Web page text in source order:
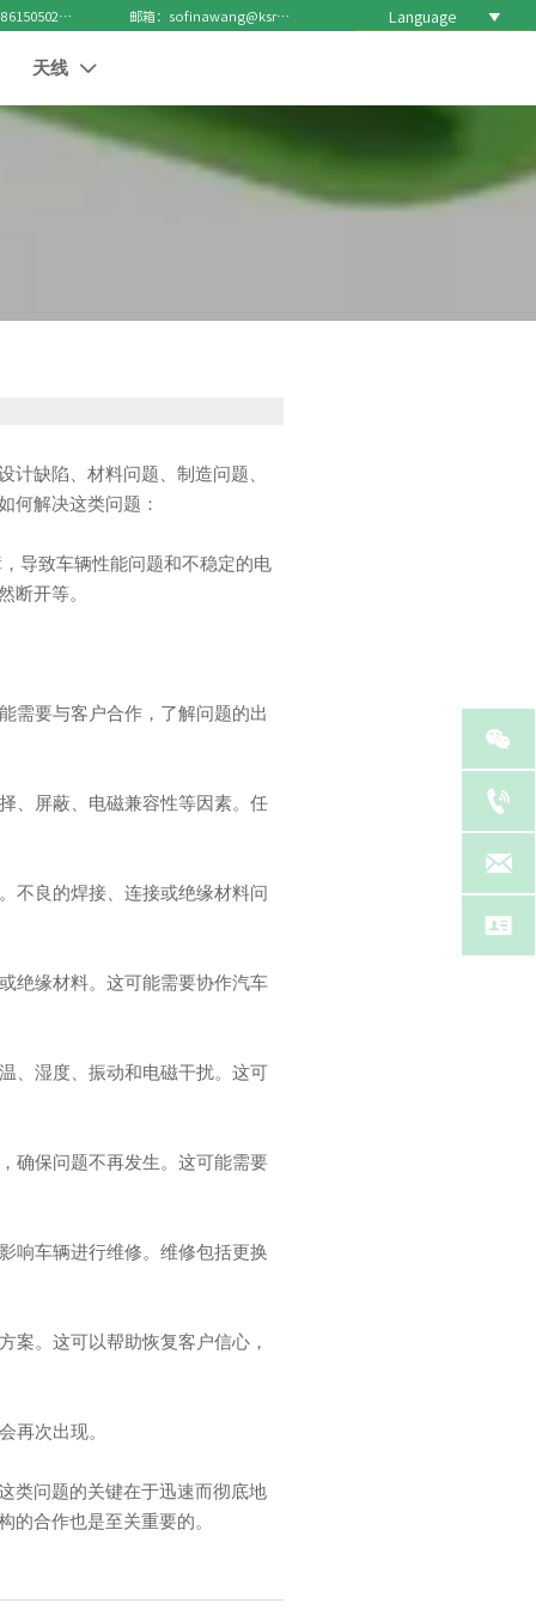
电话 : +8615050271688 邮箱：sofinawang@ksrcd.com Language 
天线 
缺陷、材料问题、制造问题、
何解决这类问题：
导致车辆性能问题和不稳定的电
断开等。
需要与客户合作，了解问题的出
、屏蔽、电磁兼容性等因素。任
不良的焊接、连接或绝缘材料问
绝缘材料。这可能需要协作汽车
、湿度、振动和电磁干扰。这可
确保问题不再发生。这可能需要
响车辆进行维修。维修包括更换
案。这可以帮助恢复客户信心，
再次出现。
类问题的关键在于迅速而彻底地
的合作也是至关重要的。



